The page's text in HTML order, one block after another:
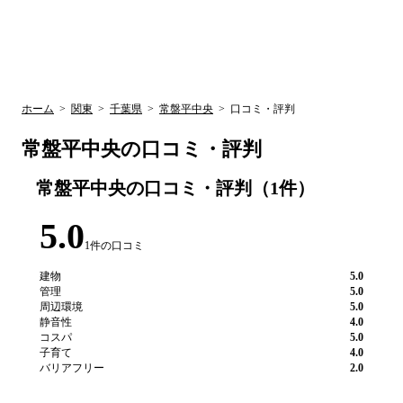
ホーム > 関東 > 千葉県 > 常盤平中央 > 口コミ・評判
常盤平中央の口コミ・評判
常盤平中央の口コミ・評判（1件）
5.01件の口コミ
建物
5.0
管理
5.0
周辺環境
5.0
静音性
4.0
コスパ
5.0
子育て
4.0
バリアフリー
2.0